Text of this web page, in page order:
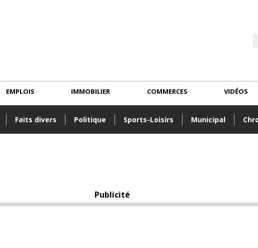
Faits divers Politique Sports-Loisirs Municipal
EMPLOIS IMMOBILIER COMMERCES VIDÉOS
Publicité